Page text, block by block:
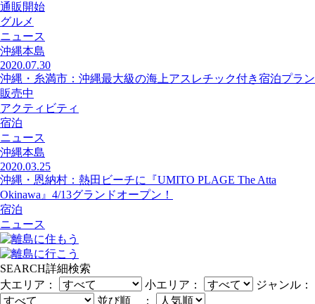
通販開始
グルメ
ニュース
沖縄本島
2020.07.30
沖縄・糸満市：沖縄最大級の海上アスレチック付き宿泊プラン
販売中
アクティビティ
宿泊
ニュース
沖縄本島
2020.03.25
沖縄・恩納村：熱田ビーチに『UMITO PLAGE The Atta
Okinawa』4/13グランドオープン！
宿泊
ニュース
SEARCH詳細検索
大エリア：
小エリア：
ジャンル：
並び順 ：